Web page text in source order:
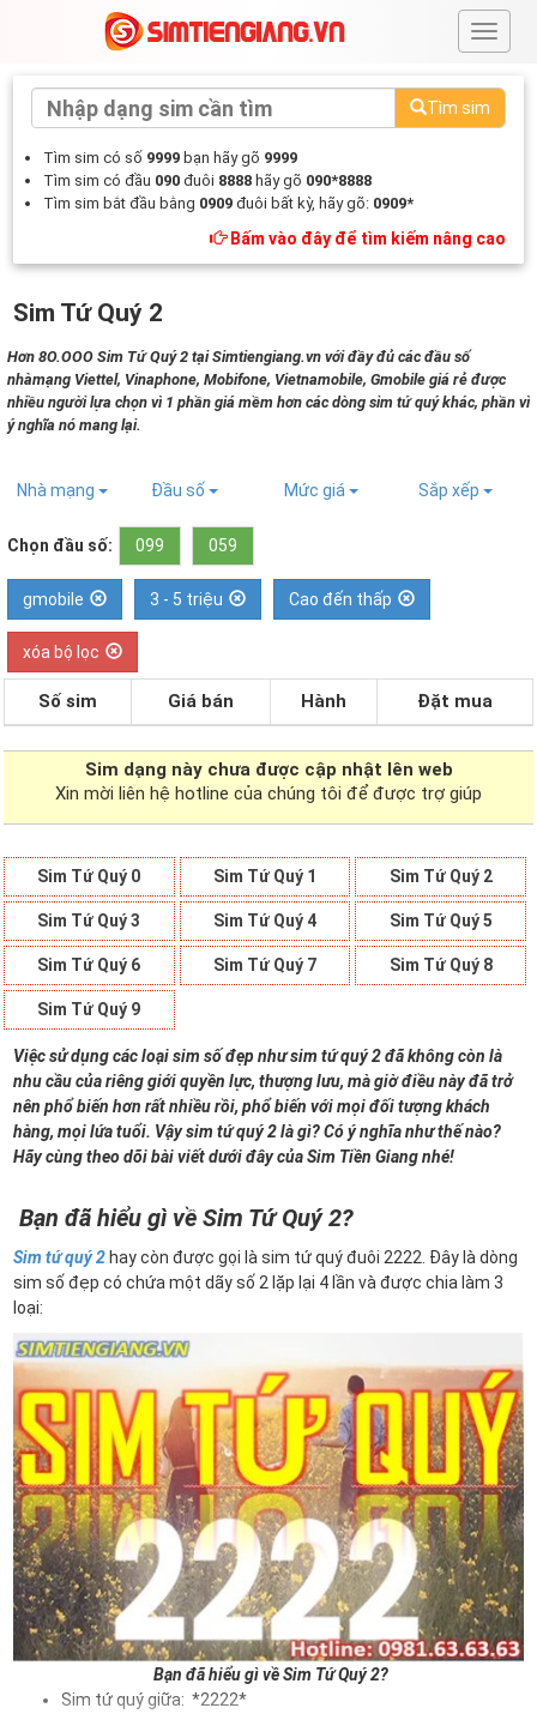
#
Tìm sim
Tìm sim có số 9999 bạn hãy gõ 9999
Tìm sim có đầu 090 đuôi 8888 hãy gõ 090*8888
Tìm sim bắt đầu bằng 0909 đuôi bất kỳ, hãy gõ: 0909*
Bấm vào đây để tìm kiếm nâng cao
Sim Tứ Quý 2
Hơn 8O.OOO Sim Tứ Quý 2 tại Simtiengiang.vn với đầy đủ các đầu số
nhàmạng Viettel, Vinaphone, Mobifone, Vietnamobile, Gmobile giá rẻ được
nhiều người lựa chọn vì 1 phần giá mềm hơn các dòng sim tứ quý khác, phần vì
ý nghĩa nó mang lại.
Nhà mạng Đầu số Mức giá Sắp xếp
Chọn đầu số: 099 059
gmobile 3 - 5 triệu Cao đến thấp
xóa bộ lọc
Số sim Giá bán Hành Đặt mua
Sim dạng này chưa được cập nhật lên web
Xin mời liên hệ hotline của chúng tôi để được trợ giúp
Sim Tứ Quý 0 Sim Tứ Quý 1 Sim Tứ Quý 2
Sim Tứ Quý 3 Sim Tứ Quý 4 Sim Tứ Quý 5
Sim Tứ Quý 6 Sim Tứ Quý 7 Sim Tứ Quý 8
Sim Tứ Quý 9
Việc sử dụng các loại sim số đẹp như sim tứ quý 2 đã không còn là
nhu cầu của riêng giới quyền lực, thượng lưu, mà giờ điều này đã trở
nên phổ biến hơn rất nhiều rồi, phổ biến với mọi đối tượng khách
hàng, mọi lứa tuổi. Vậy sim tứ quý 2 là gì? Có ý nghĩa như thế nào?
Hãy cùng theo dõi bài viết dưới đây của Sim Tiền Giang nhé!
Bạn đã hiểu gì về Sim Tứ Quý 2?
Sim tứ quý 2 hay còn được gọi là sim tứ quý đuôi 2222. Đây là dòng
sim số đẹp có chứa một dãy số 2 lặp lại 4 lần và được chia làm 3
loại:
Bạn đã hiểu gì về Sim Tứ Quý 2?
Sim tứ quý giữa: *2222*